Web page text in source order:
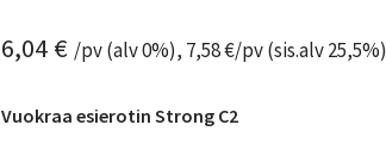
6,04 € /pv (alv 0%), 7,58€/pv (sis.alv 25,5%)
Vuokraa esierotin Strong C2